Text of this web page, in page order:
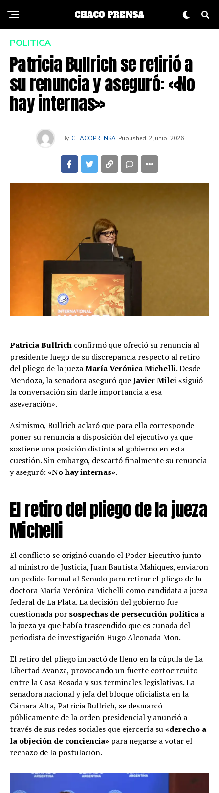
POLITICA
Patricia Bullrich se refirió a
su renuncia y aseguró: «No
hay internas»
By CHACOPRENSA Published 2 junio, 2026
Patricia Bullrich confirmó que ofreció su renuncia al
presidente luego de su discrepancia respecto al retiro
del pliego de la juezaMaría Verónica Michelli. Desde
Mendoza, la senadora aseguró queJavier Milei«siguió
la conversación sin darle importancia a esa
aseveración».
Asimismo, Bullrich aclaró que para ella corresponde
poner su renuncia a disposición del ejecutivo ya que
sostiene una posición distinta al gobierno en esta
cuestión. Sin embargo, descartó finalmente su renuncia
y aseguró: «No hay internas».
El retiro del pliego de la jueza
Michelli
El conflicto se originó cuando el Poder Ejecutivo junto
al ministro de Justicia, Juan Bautista Mahiques, enviaron
un pedido formal al Senado para retirar el pliego de la
doctora María Verónica Michelli como candidata a jueza
federal de La Plata. La decisión del gobierno fue
cuestionada por sospechas de persecución política a
la jueza ya que había trascendido que es cuñada del
periodista de investigación Hugo Alconada Mon.
El retiro del pliego impactó de lleno en la cúpula de La
Libertad Avanza, provocando un fuerte cortocircuito
entre la Casa Rosada y sus terminales legislativas. La
senadora nacional y jefa del bloque oficialista en la
Cámara Alta, Patricia Bullrich, se desmarcó
públicamente de la orden presidencial y anunció a
través de sus redes sociales que ejercería su«derecho a
la objeción de conciencia» para negarse a votar el
rechazo de la postulación.